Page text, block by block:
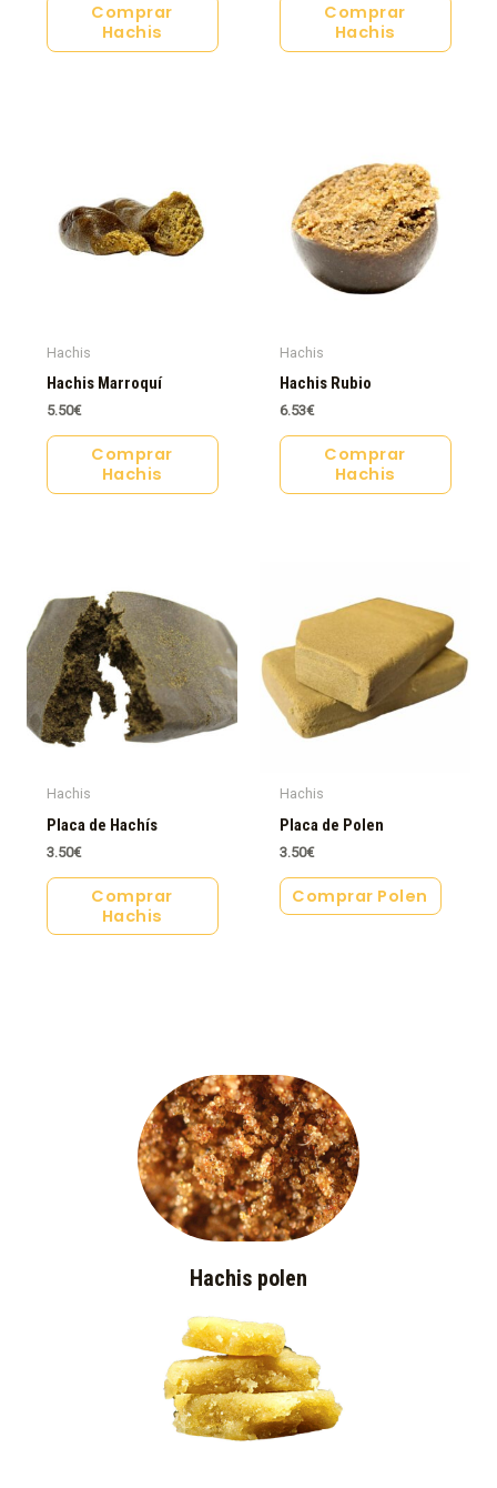
Comprar
Hachis
Comprar
Hachis
Hachis
Hachis Marroquí
5.50€
Comprar
Hachis
Hachis
Hachis Rubio
6.53€
Comprar
Hachis
Hachis
Placa de Hachís
3.50€
Comprar
Hachis
Hachis
Placa de Polen
3.50€
Comprar Polen
Hachis polen